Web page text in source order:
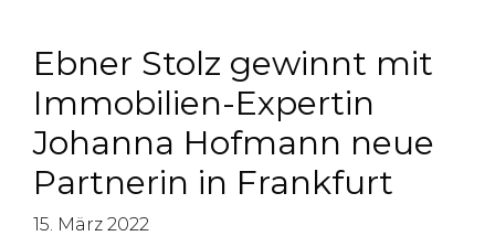
Ebner Stolz gewinnt mit
Immobilien-Expertin
Johanna Hofmann neue
Partnerin in Frankfurt
15. März 2022